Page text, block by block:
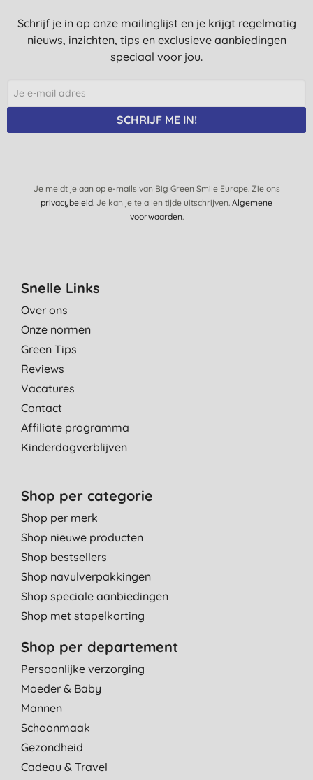
Schrijf je in op onze mailinglijst en je krijgt regelmatig
nieuws, inzichten, tips en exclusieve aanbiedingen
speciaal voor jou.
SCHRIJF ME IN!
Je meldt je aan op e-mails van Big Green Smile Europe. Zie ons
privacybeleid. Je kan je te allen tijde uitschrijven. Algemene
voorwaarden.
Snelle Links
Over ons
Onze normen
Green Tips
Reviews
Vacatures
Contact
Affiliate programma
Kinderdagverblijven
Shop per categorie
Shop per merk
Shop nieuwe producten
Shop bestsellers
Shop navulverpakkingen
Shop speciale aanbiedingen
Shop met stapelkorting
Shop per departement
Persoonlijke verzorging
Moeder & Baby
Mannen
Schoonmaak
Gezondheid
Cadeau & Travel